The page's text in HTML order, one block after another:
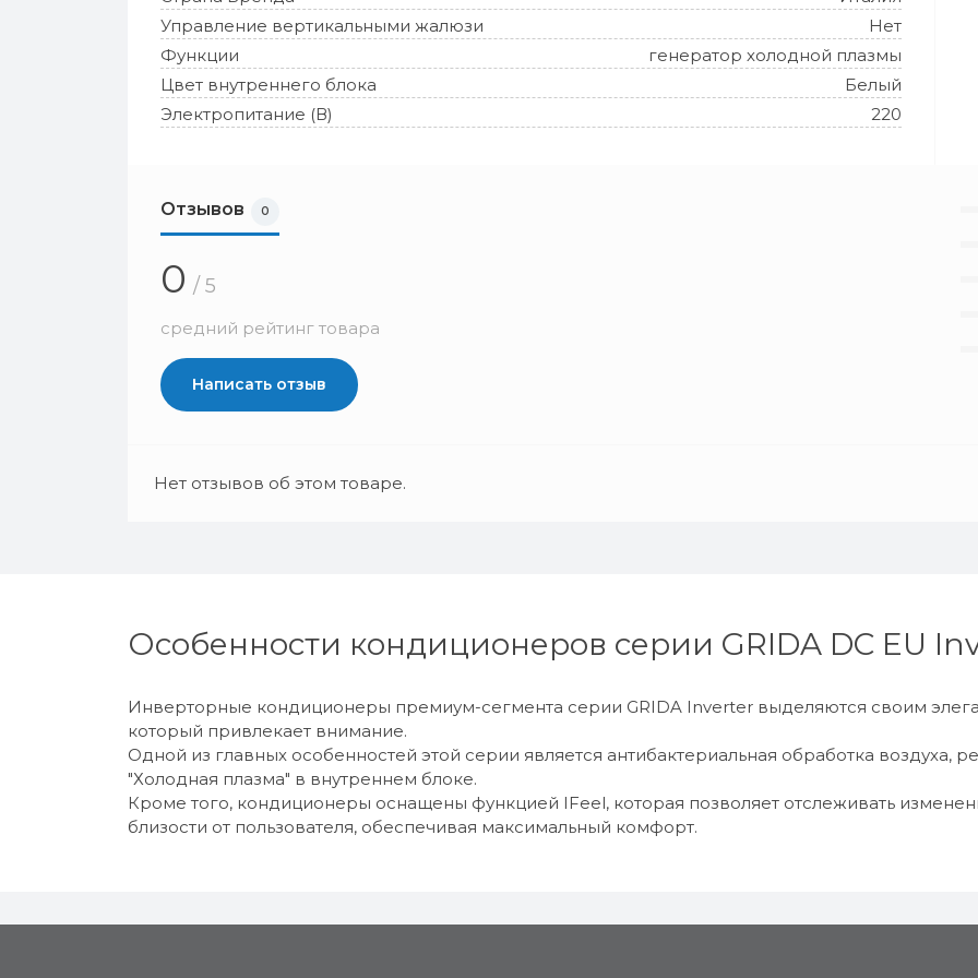
Управление вертикальными жалюзи
Нет
Функции
генератор холодной плазмы
Цвет внутреннего блока
Белый
Электропитание (В)
220
Отзывов 0
0 / 5
средний рейтинг товара
Написать отзыв
Нет отзывов об этом товаре.
Особенности кондиционеров серии GRIDA DC EU
Инверторные кондиционеры премиум-сегмента серии GRIDA Inverter выделяются своим
который привлекает внимание.
Одной из главных особенностей этой серии является антибактериальная обработка воздуха,
"Холодная плазма" в внутреннем блоке.
Кроме того, кондиционеры оснащены функцией IFeel, которая позволяет отслеживать
близости от пользователя, обеспечивая максимальный комфорт.